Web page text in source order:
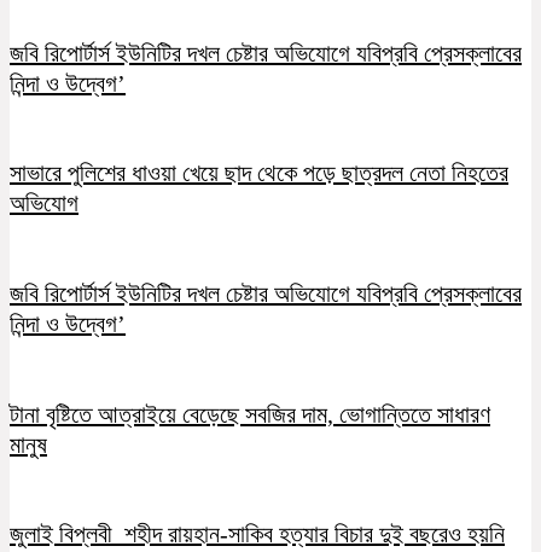
জবি রিপোর্টার্স ইউনিটির দখল চেষ্টার অভিযোগে যবিপ্রবি প্রেসক্লাবের
নিন্দা ও উদ্বেগ’
সাভারে পুলিশের ধাওয়া খেয়ে ছাদ থেকে পড়ে ছাত্রদল নেতা নিহতের
অভিযোগ
জবি রিপোর্টার্স ইউনিটির দখল চেষ্টার অভিযোগে যবিপ্রবি প্রেসক্লাবের
নিন্দা ও উদ্বেগ’
টানা বৃষ্টিতে আত্রাইয়ে বেড়েছে সবজির দাম, ভোগান্তিতে সাধারণ
মানুষ
জুলাই বিপ্লবী শহীদ রায়হান-সাকিব হত্যার বিচার দুই বছরেও হয়নি